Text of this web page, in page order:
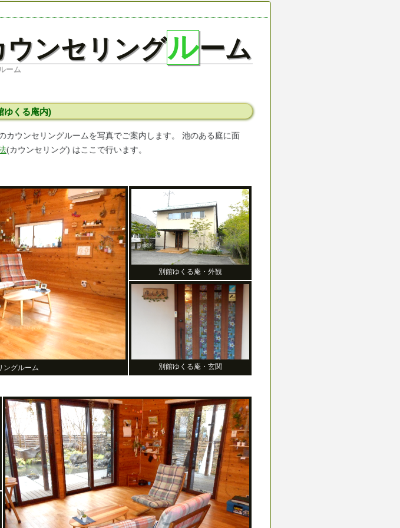
ウンセリングルーム
ーム
ゆくる庵内)
カウンセリングルームを写真でご案内します。 池のある庭に面
(カウンセリング) はここで行います。
ングルーム
別館ゆくる庵・外観
別館ゆくる庵・玄関